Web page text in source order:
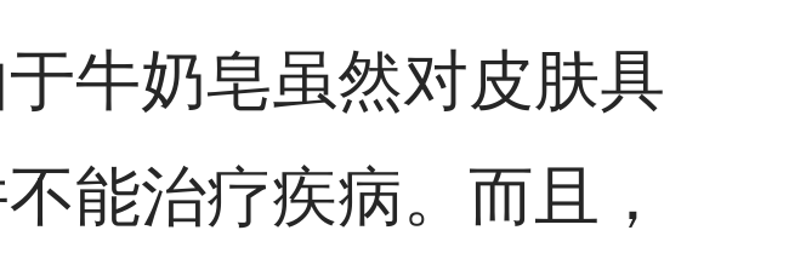
牛奶皂虽然对皮肤具
能治疗疾病。而且，